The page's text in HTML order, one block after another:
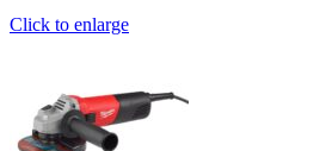
Click to enlarge